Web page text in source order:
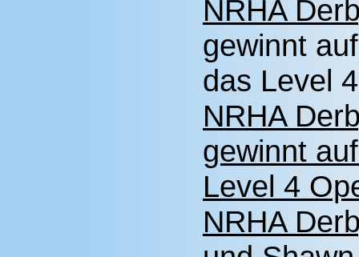
NRHA
gewinnt
das Level
NRHA
gewinnt
Level 4
NRHA